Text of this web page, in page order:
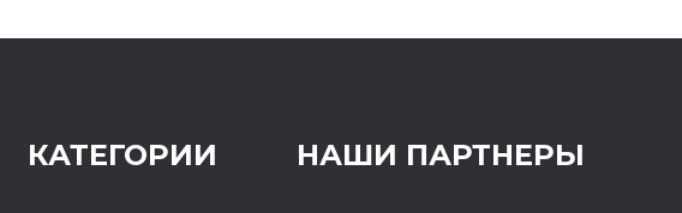
КАТЕГОРИИ НАШИ ПАРТНЕРЫ